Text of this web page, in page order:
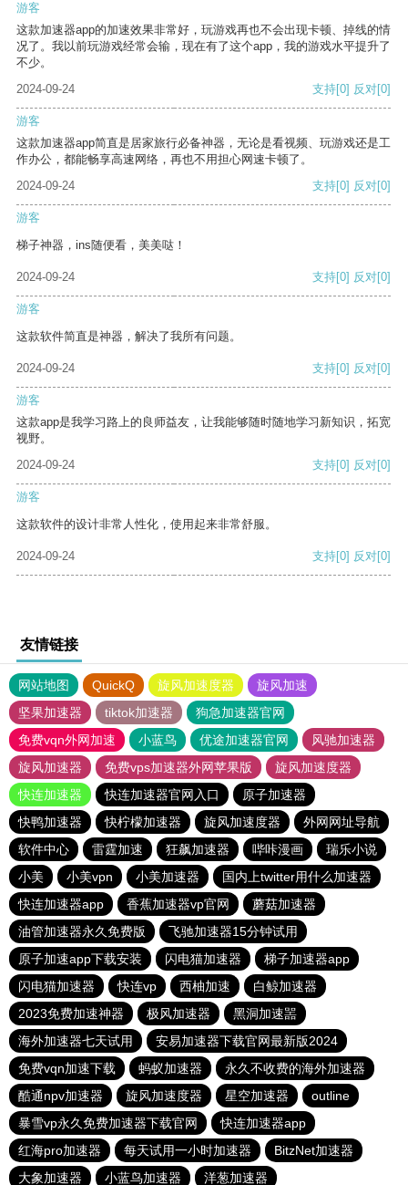
游客
这款加速器app的加速效果非常好，玩游戏再也不会出现卡顿、掉线的情
况了。我以前玩游戏经常会输，现在有了这个app，我的游戏水平提升了
不少。
2024-09-24
支持[0] 反对[0]
游客
这款加速器app简直是居家旅行必备神器，无论是看视频、玩游戏还是工
作办公，都能畅享高速网络，再也不用担心网速卡顿了。
2024-09-24
支持[0] 反对[0]
游客
梯子神器，ins随便看，美美哒！
2024-09-24 支持[0] 反对[0]
游客
这款软件简直是神器，解决了我所有问题。
2024-09-24 支持[0] 反对[0]
游客
这款app是我学习路上的良师益友，让我能够随时随地学习新知识，拓宽
视野。
2024-09-24
支持[0] 反对[0]
游客
这款软件的设计非常人性化，使用起来非常舒服。
2024-09-24 支持[0] 反对[0]
友情链接
网站地图 QuickQ 旋风加速度器
旋风加速
坚果加速器
tiktok加速器
狗急加速器官网
免费vqn外网加速
小蓝鸟 优途加速器官网
风驰加速器
旋风加速器
免费vps加速器外网苹果版
旋风加速度器
快连加速器
快连加速器官网入口
原子加速器
快鸭加速器
快柠檬加速器 旋风加速度器
外网网址导航
软件中心
雷霆加速 狂飙加速器 哔咔漫画
瑞乐小说
小美
小美vpn 小美加速器
国内上twitter用什么加速器
快连加速器app
香蕉加速器vp官网
蘑菇加速器
油管加速器永久免费版
飞驰加速器15分钟试用
原子加速app下载安装
闪电猫加速器
梯子加速器app
闪电猫加速器
快连vp 西柚加速
白鲸加速器
2023免费加速神器
极风加速器
黑洞加速噐
海外加速器七天试用
安易加速器下载官网最新版2024
免费vqn加速下载
蚂蚁加速器
永久不收费的海外加速器
酷通npv加速器
旋风加速度器 星空加速器
outline
暴雪vp永久免费加速器下载官网
快连加速器app
红海pro加速器
每天试用一小时加速器
BitzNet加速器
大象加速器
小蓝鸟加速器 洋葱加速器